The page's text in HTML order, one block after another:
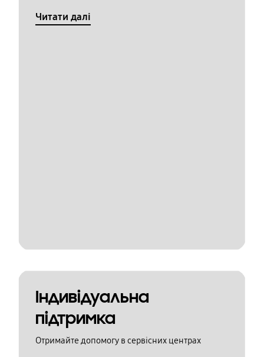
Читати далі
Індивідуальна
підтримка
Отримайте допомогу в сервісних центрах